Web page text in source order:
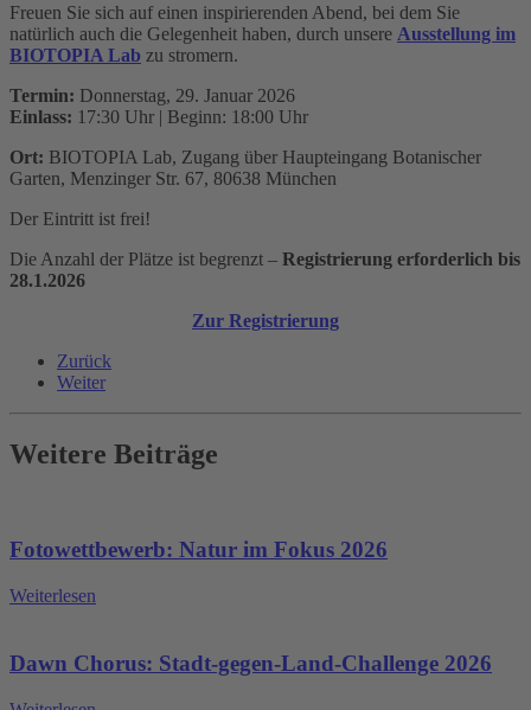
Freuen Sie sich auf einen inspirierenden Abend, bei dem Sie
natürlich auch die Gelegenheit haben, durch unsere Ausstellung im
BIOTOPIA Lab zu stromern.
Termin: Donnerstag, 29. Januar 2026
Einlass: 17:30 Uhr | Beginn: 18:00 Uhr
Ort: BIOTOPIA Lab, Zugang über Haupteingang Botanischer
Garten, Menzinger Str. 67, 80638 München
Der Eintritt ist frei!
Die Anzahl der Plätze ist begrenzt – Registrierung erforderlich bis
28.1.2026
Zur Registrierung
Zurück
Weiter
Weitere Beiträge
Fotowettbewerb: Natur im Fokus 2026
Weiterlesen
Dawn Chorus: Stadt-gegen-Land-Challenge 2026